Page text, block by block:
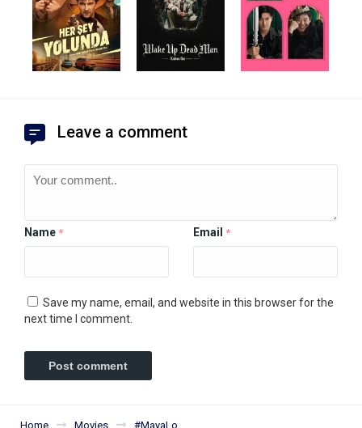
Leave a comment
Name * Email *
Save my name, email, and website in this browser for the
next time I comment.
Home Movies #MayaLo